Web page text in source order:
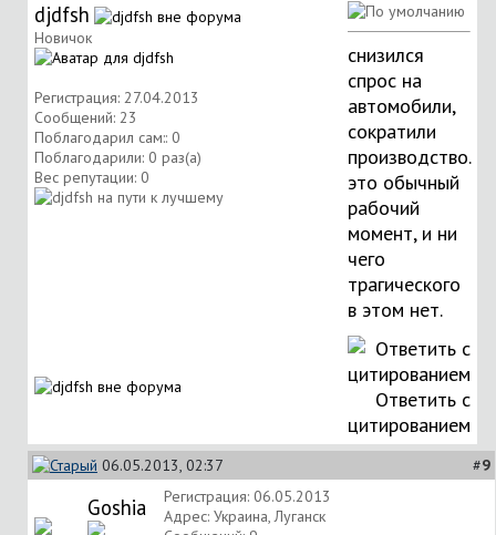
djdfsh
Новичок
Регистрация: 27.04.2013
Сообщений: 23
Поблагодарил сам:: 0
Поблагодарили: 0 раз(а)
Вес репутации: 0
снизился
спрос на
автомобили,
сократили
производство.
это обычный
рабочий
момент, и ни
чего
трагического
в этом нет.
Ответить с
цитированием
06.05.2013, 02:37 #9
Goshia
Регистрация: 06.05.2013
Адрес: Украина, Луганск